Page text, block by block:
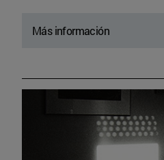
Más información